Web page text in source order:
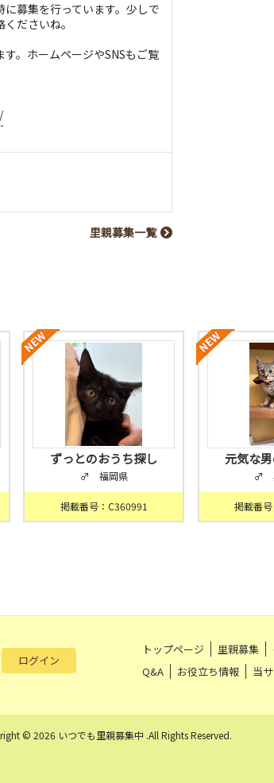
募集を行っています。少しで
ださいね。
。ホームページやSNSもご覧
里親募集一覧
ずっとのおうち探し
♂ 福岡県
掲載番号：C360991
元気な
♂
掲載番
ログイン
トップページ 里親募集
Q&A
お役立ち情報 当
© 2026 いつでも里親募集中 .All Rights Reserved.